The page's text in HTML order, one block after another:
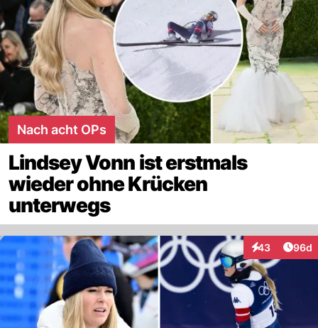
Nach acht OPs
Lindsey Vonn ist erstmals
wieder ohne Krücken
unterwegs
43
Interaktionen
96d